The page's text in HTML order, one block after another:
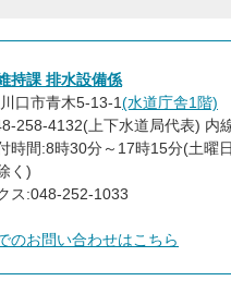
持課 排水設備係
口市青木5-13-1(水道庁舎1階)
258-4132(上下水道局代表) 内
時間:8時30分～17時15分(土曜
く)
ス:048-252-1033
のお問い合わせはこちら